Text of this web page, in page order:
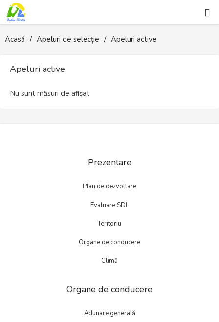
Prezentare
Acasă Apeluri de selecție Apeluri active
Apeluri active
Nu sunt măsuri de afișat
Prezentare
Plan de dezvoltare
Evaluare SDL
Teritoriu
Organe de conducere
Climă
Organe de conducere
Adunare generală